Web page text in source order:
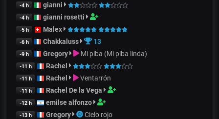
-4 h gianni
-4 h gianni rosetti
-5 h Malex
-6 h Chakkaluss 13
-9 h Gregory Mi piba (Mi piba linda)
-11 h Rachel
-11 h Rachel Ventarrón
-11 h Rachel De la Vega
-12 h emilse alfonzo
-13 h Gregory Cielo rojo